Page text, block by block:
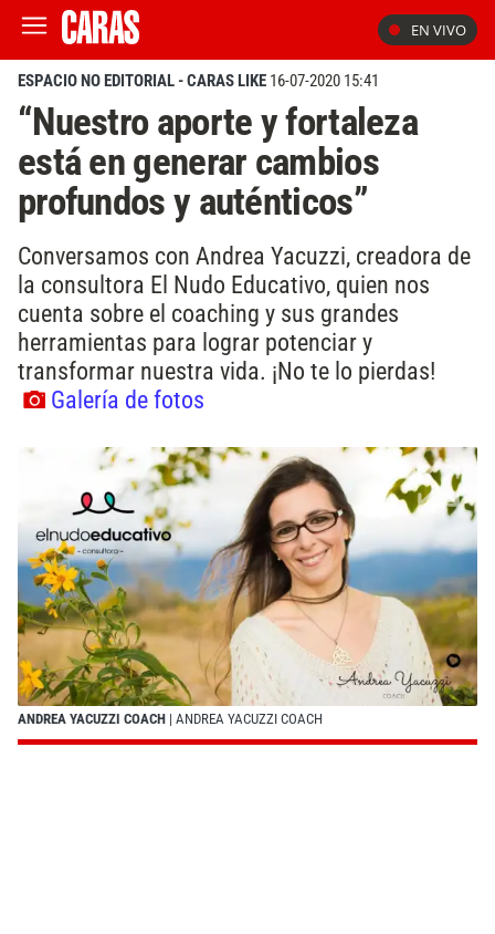
EN VIVO
ESPACIO NO EDITORIAL - CARAS LIKE 16-07-2020 15:41
“Nuestro aporte y fortaleza
está en generar cambios
profundos y auténticos”
Conversamos con Andrea Yacuzzi, creadora de
la consultora El Nudo Educativo, quien nos
cuenta sobre el coaching y sus grandes
herramientas para lograr potenciar y
transformar nuestra vida. ¡No te lo pierdas!
Galería de fotos
ANDREA YACUZZI COACH | ANDREA YACUZZI COACH